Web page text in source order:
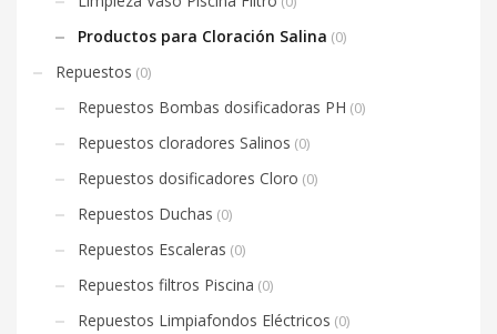
Productos para Cloración Salina (0)
Repuestos (0)
Repuestos Bombas dosificadoras PH (0)
Repuestos cloradores Salinos (0)
Repuestos dosificadores Cloro (0)
Repuestos Duchas (0)
Repuestos Escaleras (0)
Repuestos filtros Piscina (0)
Repuestos Limpiafondos Eléctricos (0)